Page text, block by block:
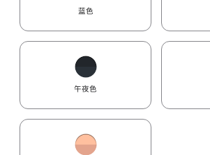
蓝色
午夜色